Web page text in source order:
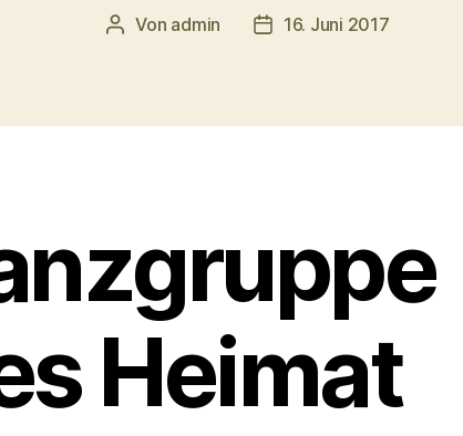
Beitragsautor
Von admin Veröffentlichungsdatum
16. Juni 2017
Heimat